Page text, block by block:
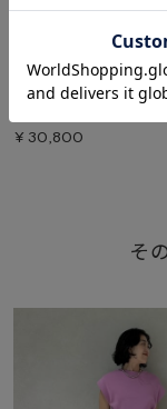
アイボリー/IVR
¥ 30,800
そ